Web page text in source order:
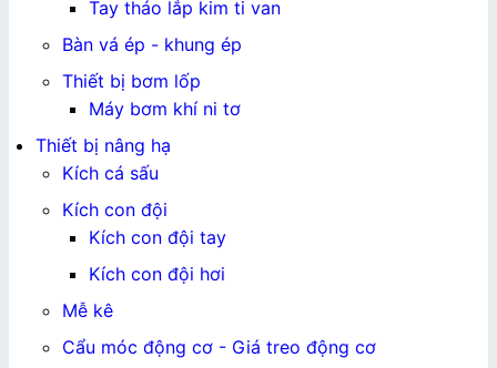
Tay tháo lắp kim ti van
Bàn vá ép - khung ép
Thiết bị bơm lốp
Máy bơm khí ni tơ
Thiết bị nâng hạ
Kích cá sấu
Kích con đội
Kích con đội tay
Kích con đội hơi
Mễ kê
Cẩu móc động cơ - Giá treo động cơ